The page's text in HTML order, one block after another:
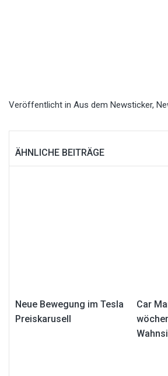
Veröffentlicht in Aus dem Newsticker,
ÄHNLICHE BEITRÄGE
Neue Bewegung im Tesla
Preiskarusell
Car